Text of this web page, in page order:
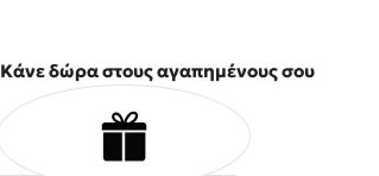
Κάνε δώρα στους αγαπημένους σου